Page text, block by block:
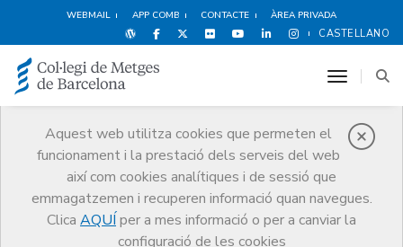
WEBMAIL APP COMB CONTACTE ÀREA PRIVADA
CASTELLANO
Aquest web utilitza cookies que permeten el
funcionament i la prestació dels serveis del web
així com cookies analítiques i de sessió que
emmagatzemen i recuperen informació quan navegues.
Clica AQUÍ per a mes informació o per a canviar la
configuració de les cookies
toggle
Notícies
Comunicació
Notícies
El CoMB declara el 2024 any Dr. Jordi Gol Gurina, en commemoració al
centenari del naixement de l’emblemàtic metge de família i internista